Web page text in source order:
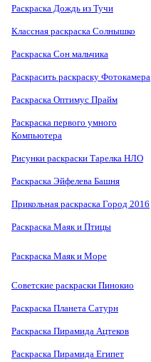
Раскраска Дождь из Тучи
Классная раскраска Солнышко
Раскраска Сон мальчика
Раскрасить раскраску Фотокамера
Раскраска Оптимус Прайм
Раскраска первого умного
Компьютера
Рисунки раскраски Тарелка НЛО
Раскраска Эйфелева Башня
Прикольная раскраска Город 2016
Раскраска Маяк и Птицы
Раскраска Маяк и Море
Советские раскраски Пинокио
Раскраска Планета Сатурн
Раскраска Пирамида Ацтеков
Раскраска Пирамида Египет